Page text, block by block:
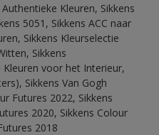
Authentieke Kleuren, Sikkens
5051, Sikkens ACC naar
Sikkens Kleurselectie
Sikkens
Kleuren voor het Interieur,
Sikkens Van Gogh
Futures 2022, Sikkens
2020, Sikkens Colour
2018